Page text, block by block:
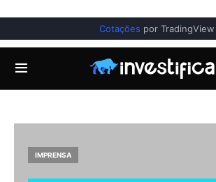
Cotações por TradingView
IMPRENSA